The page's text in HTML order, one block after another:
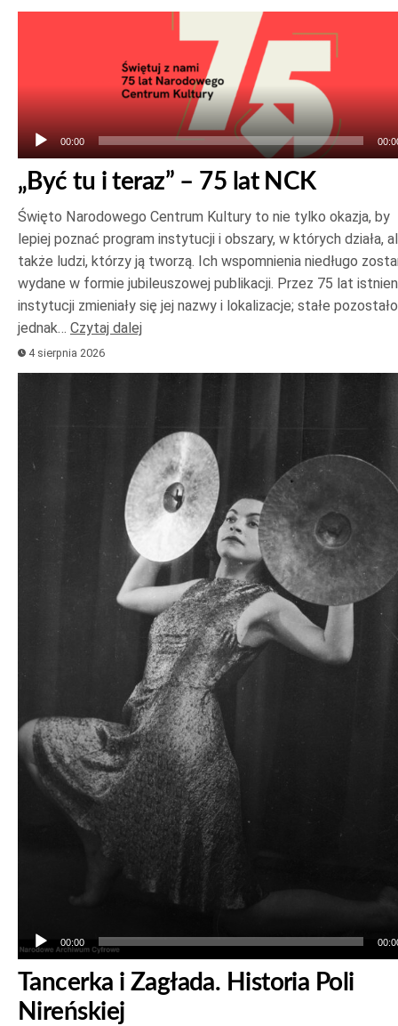
00:00
„Być tu i teraz” – 75 lat NCK
Święto Narodowego Centrum Kultury to nie tylko okazja, by
lepiej poznać program instytucji i obszary, w których działa,
także ludzi, którzy ją tworzą. Ich wspomnienia niedługo
wydane w formie jubileuszowej publikacji. Przez 75 lat
instytucji zmieniały się jej nazwy i lokalizacje; stałe pozostało
jednak… Czytaj dalej
4 sierpnia 2026
00:00
Tancerka i Zagłada. Historia Poli
Nireńskiej